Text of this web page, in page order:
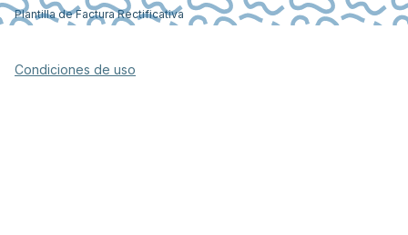
Plantilla de Factura Rectificativa
Condiciones de uso